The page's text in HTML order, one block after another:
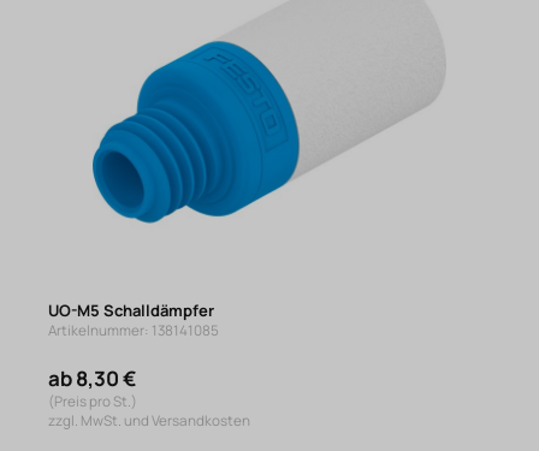
UO-M5 Schalldämpfer
Artikelnummer: 138141085
ab 8,30 €
(Preis pro St.)
zzgl. MwSt. und Versandkosten